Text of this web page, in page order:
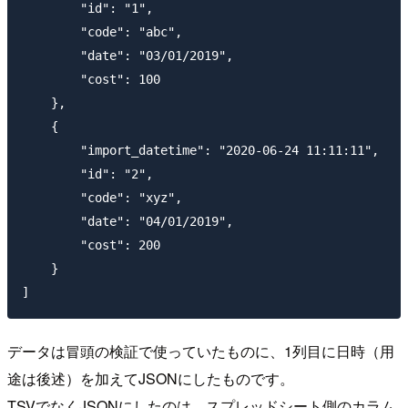
        "id": "1",
        "code": "abc",
        "date": "03/01/2019",
        "cost": 100
    },
    {
        "import_datetime": "2020-06-24 11:11:11",
        "id": "2",
        "code": "xyz",
        "date": "04/01/2019",
        "cost": 200
    }
データは冒頭の検証で使っていたものに、1列目に日時（用
途は後述）を加えてJSONにしたものです。